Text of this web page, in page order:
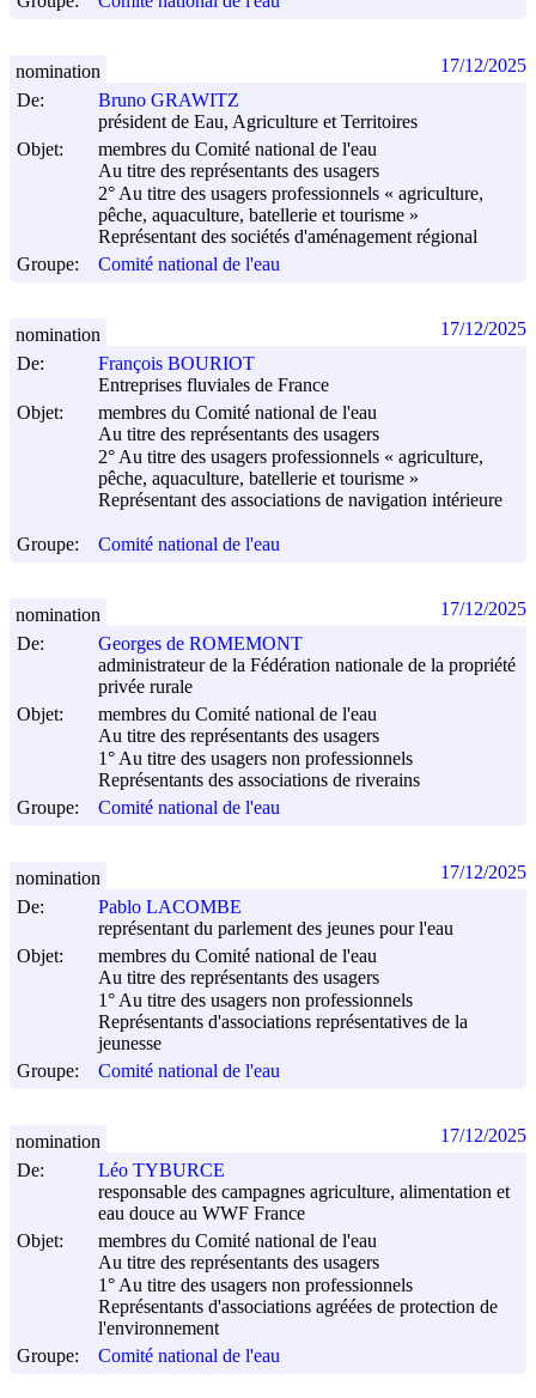
De:
Bruno GRAWITZ
président de Eau, Agriculture et Territoires
Objet:
membres du Comité national de l'eau
Au titre des représentants des usagers
2° Au titre des usagers professionnels « agriculture,
pêche, aquaculture, batellerie et tourisme »
Représentant des sociétés d'aménagement régional
Groupe:
Comité national de l'eau
nomination 17/12/2025
De:
François BOURIOT
Entreprises fluviales de France
Objet:
membres du Comité national de l'eau
Au titre des représentants des usagers
2° Au titre des usagers professionnels « agriculture,
pêche, aquaculture, batellerie et tourisme »
Représentant des associations de navigation intérieure
Groupe: Comité national de l'eau
nomination 17/12/2025
De:
Georges de ROMEMONT
administrateur de la Fédération nationale de la propriété
privée rurale
Objet:
membres du Comité national de l'eau
Au titre des représentants des usagers
1° Au titre des usagers non professionnels
Représentants des associations de riverains
Groupe:
Comité national de l'eau
nomination 17/12/2025
De:
Pablo LACOMBE
représentant du parlement des jeunes pour l'eau
Objet:
membres du Comité national de l'eau
Au titre des représentants des usagers
1° Au titre des usagers non professionnels
Représentants d'associations représentatives de la
jeunesse
Groupe:
Comité national de l'eau
nomination 17/12/2025
De:
Léo TYBURCE
responsable des campagnes agriculture, alimentation et
eau douce au WWF France
Objet:
membres du Comité national de l'eau
Au titre des représentants des usagers
1° Au titre des usagers non professionnels
Représentants d'associations agréées de protection de
l'environnement
Groupe:
Comité national de l'eau
nomination 17/12/2025